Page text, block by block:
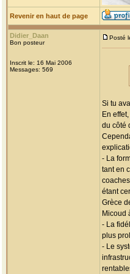
Revenir en haut de page
Didier_Daan
Bon posteur
Inscrit le: 16 Mai 2006
Messages: 569
Posté
Si tu
En
du côté
- La
tant en
étant
Grèce
Micoud
- La
plus
- Le